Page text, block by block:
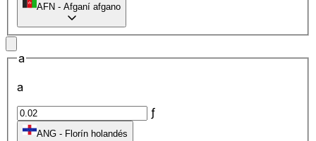
AFN - Afganí afgano
a
a
ƒ
ANG - Florín holandés